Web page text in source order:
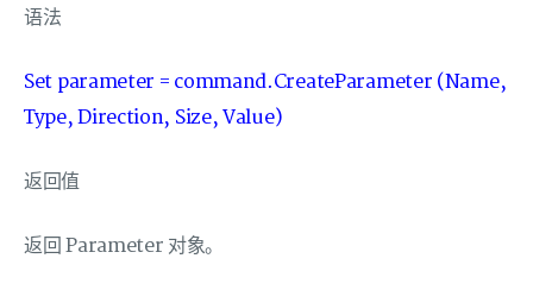
语法
Set parameter = command.CreateParameter (Name,
Type, Direction, Size, Value)
返回值
返回 Parameter 对象。